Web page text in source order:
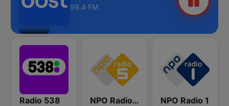
99.4 FM
Radio 538 NPO Radio 5 NPO Radio 1